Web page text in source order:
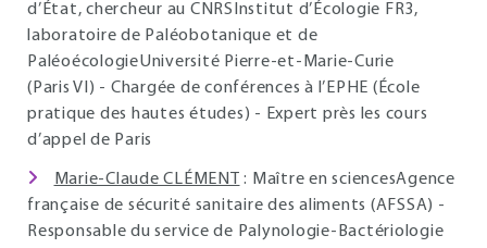
d’État, chercheur au CNRSInstitut d’Écologie FR3,
laboratoire de Paléobotanique et de
PaléoécologieUniversité Pierre-et-Marie-Curie
(Paris VI) - Chargée de conférences à l’EPHE (École
pratique des hautes études) - Expert près les cours
d’appel de Paris
Marie-Claude CLÉMENT
: Maître en sciencesAgence
française de sécurité sanitaire des aliments (AFSSA) -
Responsable du service de Palynologie-Bactériologie